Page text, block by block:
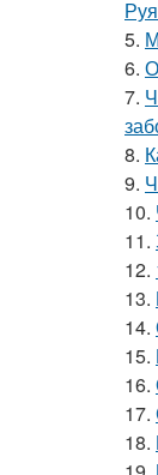
5.
6.
7.
8.
9.
10.
11.
12.
13.
14.
15.
16.
17.
18.